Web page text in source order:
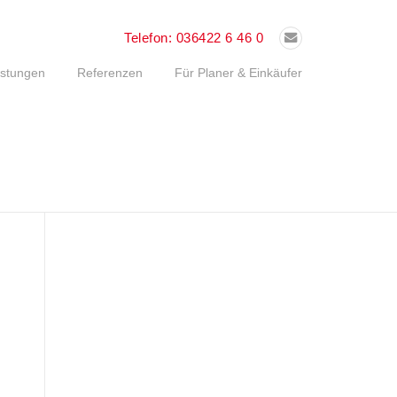
Telefon: 036422 6 46 0
Referenzen Für Planer & Einkäufer